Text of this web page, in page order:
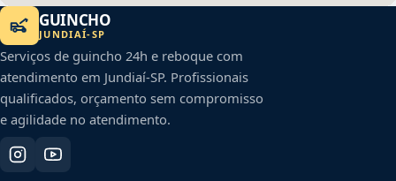
GUINCHO
JUNDIAÍ-SP
Serviços de guincho 24h e reboque com
atendimento em Jundiaí-SP. Profissionais
qualificados, orçamento sem compromisso
e agilidade no atendimento.